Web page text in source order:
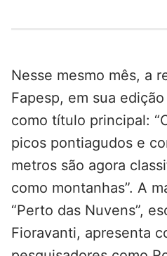
Nesse mesmo mês, a
Fapesp, em sua
como título principal:
picos pontiagudos e
metros são agora
como montanhas”. A
“Perto das Nuvens”,
Fioravanti, apresenta